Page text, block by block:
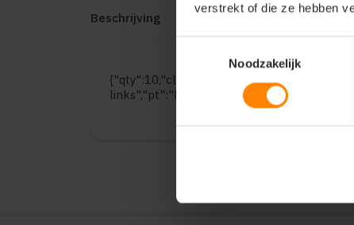
verstrekt of die ze hebben
Noodzakelijk
Beschrijving
links","pt":"Bedrukking","ct":"E\u00e9n